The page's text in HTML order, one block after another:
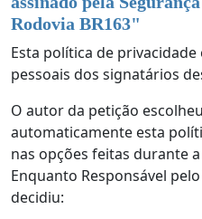
Rodovia BR163"
Esta política de
pessoais dos signatários
O autor da petição
automaticamente esta
nas opções feitas durante
Enquanto Responsável
decidiu: